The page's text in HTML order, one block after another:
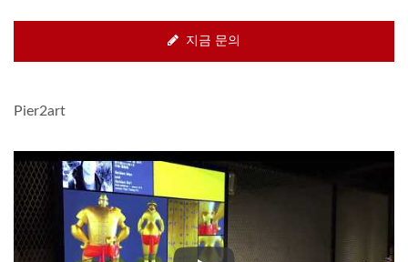
지금 문의
Pier2art